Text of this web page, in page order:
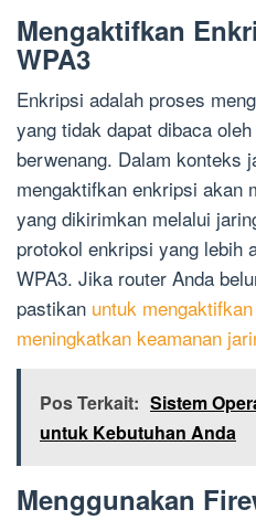
Mengaktifkan
WPA3
Enkripsi adalah proses
yang tidak dapat dibaca
berwenang. Dalam konteks
mengaktifkan enkripsi akan
yang dikirimkan melalui
protokol enkripsi yang lebih
WPA3. Jika router Anda
pastikan untuk
meningkatkan keamanan
Pos Terkait: Sistem
untuk Kebutuhan Anda
Menggunakan